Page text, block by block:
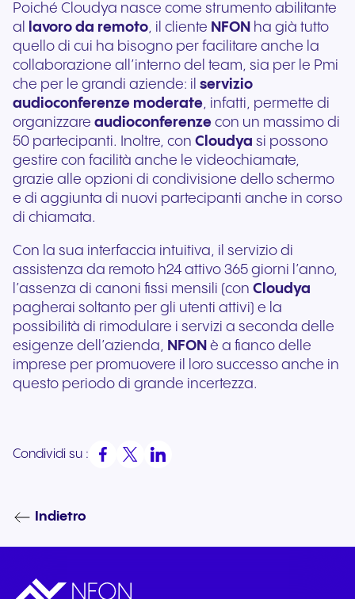
Poiché Cloudya nasce come strumento abilitante
al
lavoro da remoto, il cliente NFON ha già tutto
quello di cui ha bisogno per facilitare anche la
collaborazione all’interno del team, sia per le Pmi
che per le grandi aziende: il servizio
audioconferenze moderate, infatti, permette di
organizzare audioconferenze con un massimo di
50 partecipanti. Inoltre, con Cloudya si possono
gestire con facilità anche le videochiamate,
grazie alle opzioni di condivisione dello schermo
e di aggiunta di nuovi partecipanti anche in corso
di chiamata.
Con la sua interfaccia intuitiva, il servizio di
assistenza da remoto h24 attivo 365 giorni l’anno,
l’assenza di canoni fissi mensili (con Cloudya
pagherai soltanto per gli utenti attivi) e la
possibilità di rimodulare i servizi a seconda delle
esigenze dell’azienda, NFON è a fianco delle
imprese per promuovere il loro successo anche in
questo periodo di grande incertezza.
Condividi su :
Indietro